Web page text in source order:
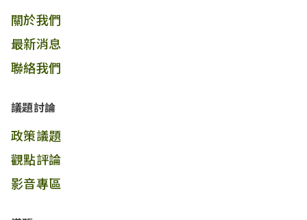
關於我們
最新消息
聯絡我們
議題討論
政策議題
觀點評論
影音專區